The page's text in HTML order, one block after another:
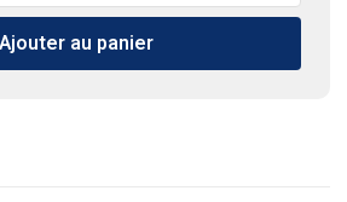
Ajouter au panier